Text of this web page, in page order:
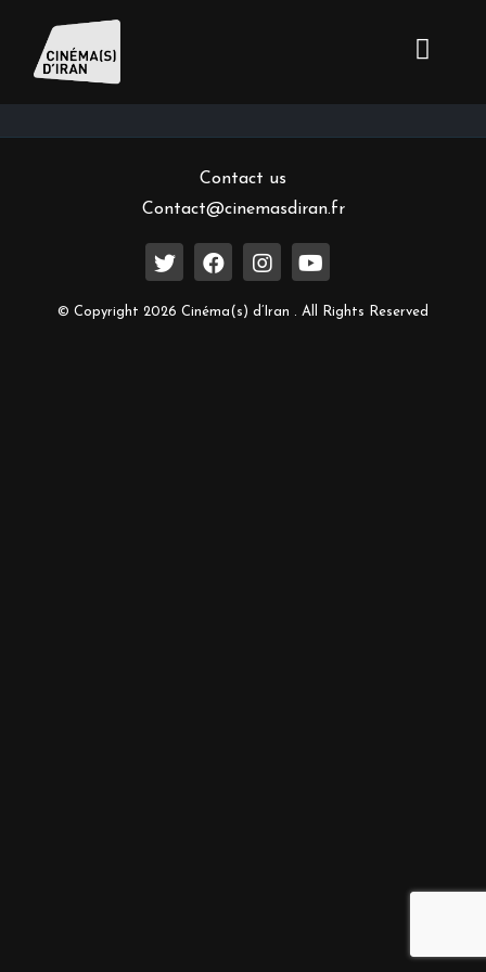
Inscrivez-vous à notre newsletter
Contact us
Contact@cinemasdiran.fr
© Copyright 2026 Cinéma(s) d’Iran . All Rights Reserved